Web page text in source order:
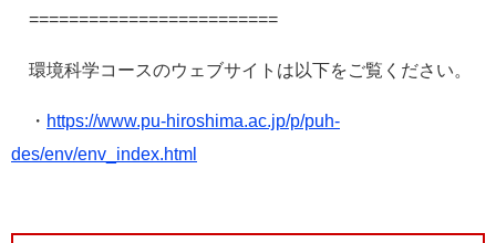
=========================
環境科学コースのウェブサイトは以下をご覧ください。
・ https://www.pu-hiroshima.ac.jp/p/puh-
des/env/env_index.html